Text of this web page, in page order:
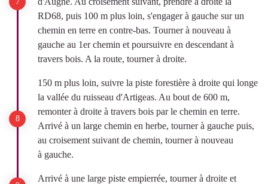
RD68, puis 100 m plus loin, s'engager à gauche sur un
chemin en terre en contre-bas. Tourner à nouveau à
gauche au 1er chemin et poursuivre en descendant à
travers bois. A la route, tourner à droite.
150 m plus loin, suivre la piste forestière à droite qui longe
la vallée du ruisseau d'Artigeas. Au bout de 600 m,
remonter à droite à travers bois par le chemin en terre.
Arrivé à un large chemin en herbe, tourner à gauche puis,
au croisement suivant de chemin, tourner à nouveau
à gauche.
Arrivé à une large piste empierrée, tourner à droite et